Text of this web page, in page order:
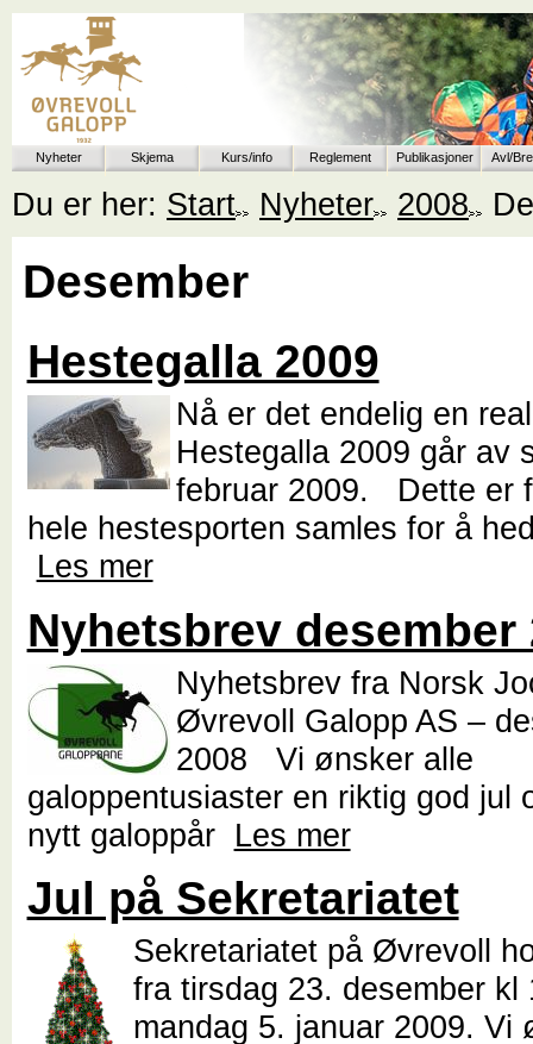
Nyheter Skjema Kurs/info Reglement Publikasjoner Avl/
Du er her: Start Nyheter 2008
Desember
Hestegalla 2009
Nå er det endelig en
Hestegalla 2009 går av
februar 2009. Dette er
hele hestesporten samles for å
Les mer
Nyhetsbrev desember
Nyhetsbrev fra Norsk
Øvrevoll Galopp AS –
2008 Vi ønsker alle
galoppentusiaster en riktig god jul
nytt galoppår Les mer
Jul på Sekretariatet
Sekretariatet på Øvrevoll
fra tirsdag 23. desember kl
mandag 5. januar 2009. Vi